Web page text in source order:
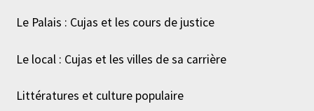
Le Palais : Cujas et les cours de justice
Le local : Cujas et les villes de sa carrière
Littératures et culture populaire